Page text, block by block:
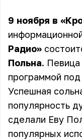
9 ноября в
Радио»
Польна. Певица
программой
Успешная
популярность
сделали Еву
популярных